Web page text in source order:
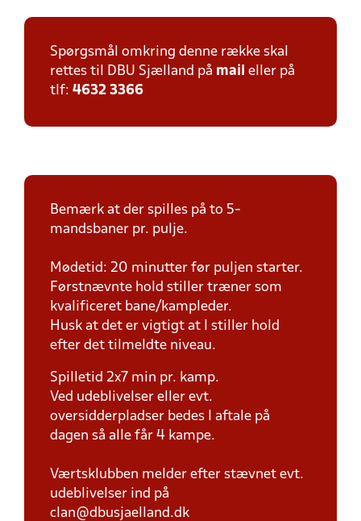
Spørgsmål omkring denne række skal
rettes til DBU Sjælland på mail eller på
tlf: 4632 3366
Bemærk at der spilles på to 5-
mandsbaner pr. pulje.
Mødetid: 20 minutter før puljen starter.
Førstnævnte hold stiller træner som
kvalificeret bane/kampleder.
Husk at det er vigtigt at I stiller hold
efter det tilmeldte niveau.
Spilletid 2x7 min pr. kamp.
Ved udeblivelser eller evt.
oversidderpladser bedes I aftale på
dagen så alle får 4 kampe.
Værtsklubben melder efter stævnet evt.
udeblivelser ind på
clan@dbusjaelland.dk